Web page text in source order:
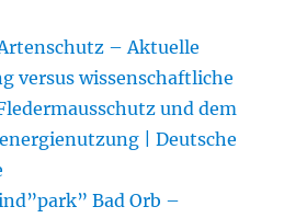
– Aktuelle
versus wissenschaftliche
und dem
| Deutsche
Bad Orb –